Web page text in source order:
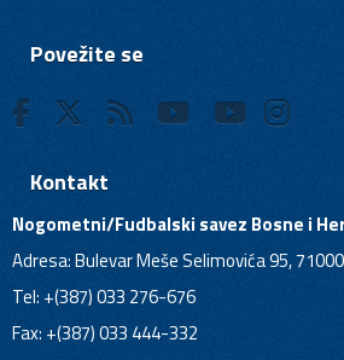
Povežite se
Kontakt
Nogometni/Fudbalski savez Bosne i
Adresa: Bulevar Meše Selimovića 95,
Tel: +(387) 033 276-676
Fax: +(387) 033 444-332